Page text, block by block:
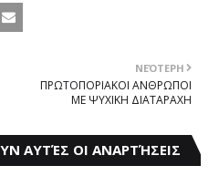
ΝΕΌΤΕΡΗ
ΠΡΩΤΟΠΟΡΙΑΚΟΙ ΑΝΘΡΩΠΟΙ
ΜΕ ΨΥΧΙΚΗ ΔΙΑΤΑΡΑΧΗ
ΑΥΤΈΣ ΟΙ ΑΝΑΡΤΉΣΕΙΣ